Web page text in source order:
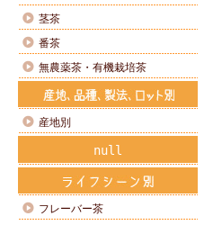
茎茶
番茶
無農薬茶・有機栽培茶
産地別
null
フレーバー茶